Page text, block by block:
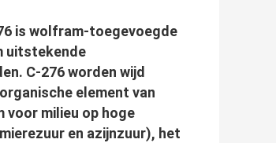
is wolfram-toegevoegde
uitstekende
C-276 worden wijd
element van
voor milieu op hoge
en azijnzuur), het